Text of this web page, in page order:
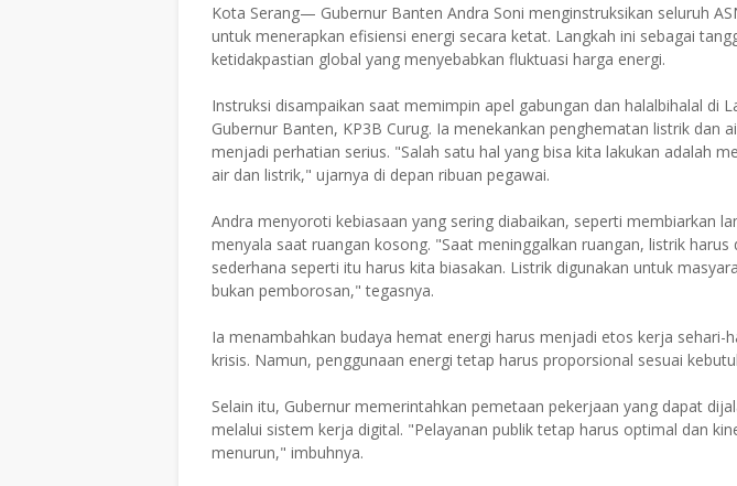
Kota Serang— Gubernur Banten Andra Soni menginstruksikan seluruh
untuk menerapkan efisiensi energi secara ketat. Langkah ini sebagai
ketidakpastian global yang menyebabkan fluktuasi harga energi.
Instruksi disampaikan saat memimpin apel gabungan dan halalbihalal di
Gubernur Banten, KP3B Curug. Ia menekankan penghematan listrik dan
menjadi perhatian serius. "Salah satu hal yang bisa kita lakukan adalah
air dan listrik," ujarnya di depan ribuan pegawai.
Andra menyoroti kebiasaan yang sering diabaikan, seperti membiarkan
menyala saat ruangan kosong. "Saat meninggalkan ruangan, listrik harus
sederhana seperti itu harus kita biasakan. Listrik digunakan untuk
bukan pemborosan," tegasnya.
Ia menambahkan budaya hemat energi harus menjadi etos kerja sehari-
krisis. Namun, penggunaan energi tetap harus proporsional sesuai
Selain itu, Gubernur memerintahkan pemetaan pekerjaan yang dapat
melalui sistem kerja digital. "Pelayanan publik tetap harus optimal dan
menurun," imbuhnya.